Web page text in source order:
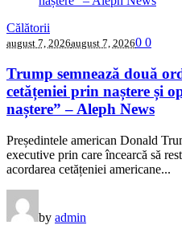
Călătorii
august 7, 2026august 7, 20260 0
Trump semnează două
cetățeniei prin naștere și
naștere” – Aleph News
Președintele american Donald
executive prin care încearcă să
acordarea cetățeniei americane...
by admin